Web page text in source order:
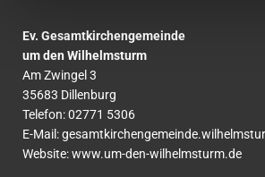
Ev. Gesamtkirchengemeinde
um den Wilhelmsturm
Am Zwingel 3
35683 Dillenburg
Telefon:02771 5306
E-Mail:
Website: www.um-den-wilhelmsturm.de